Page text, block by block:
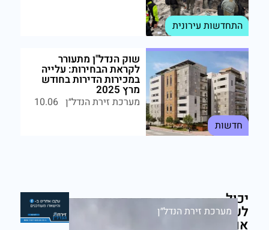
יכול
לעניין
אותך
מערכת זירת הנדל״ן
התחדשות עירונית
חדשות
שוק הנדל"ן מתעורר
לקראת הבחירות: עלייה
במכירות הדירות בחודש
מרץ 2025
מערכת זירת הנדל״ן 10.06